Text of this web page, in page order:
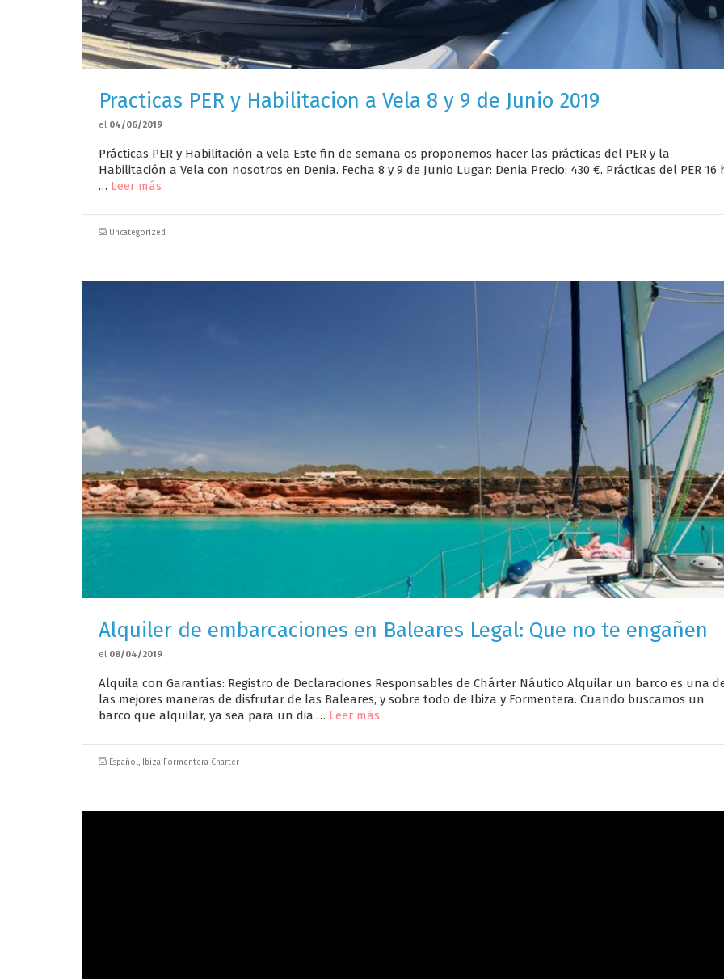
Practicas PER y Habilitacion a Vela 8 y 9 de Junio 2019
el 04/06/2019
Prácticas PER y Habilitación a vela Este fin de semana os proponemos hacer las prácticas del PER y la
Habilitación a Vela con nosotros en Denia. Fecha 8 y 9 de Junio Lugar: Denia Precio: 430 €. Prácticas del PER 16
… Leer más
Uncategorized
Alquiler de embarcaciones en Baleares Legal: Que no te engañen
el 08/04/2019
Alquila con Garantías: Registro de Declaraciones Responsables de Chárter Náutico Alquilar un barco es una
las mejores maneras de disfrutar de las Baleares, y sobre todo de Ibiza y Formentera. Cuando buscamos un
barco que alquilar, ya sea para un dia … Leer más
Español, Ibiza Formentera Charter